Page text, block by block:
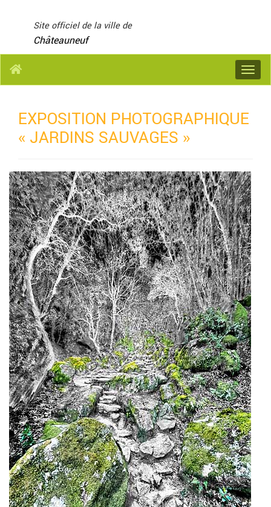
Site officiel de la ville de
Châteauneuf
Menu
EXPOSITION PHOTOGRAPHIQUE
« JARDINS SAUVAGES »